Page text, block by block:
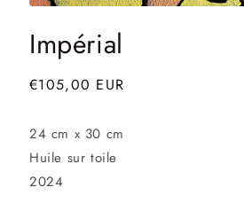
média
1
une
fenêtre
Impérial
Prix
€105,00 EUR
24 cm x 30 cm
Huile sur toile
2024